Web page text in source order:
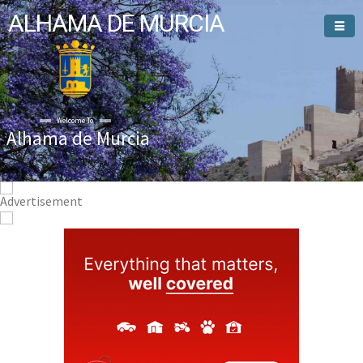
ALHAMA DE MURCIA
Welcome To
Alhama de Murcia